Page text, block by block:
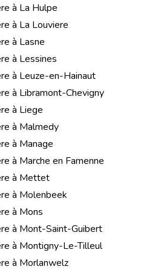
à La Hulpe
à La Louviere
à Lasne
à Lessines
à Leuze-en-Hainaut
à Libramont-Chevigny
à Liege
à Malmedy
à Manage
à Marche en Famenne
à Mettet
à Molenbeek
à Mons
à Mont-Saint-Guibert
à Montigny-Le-Tilleul
à Morlanwelz